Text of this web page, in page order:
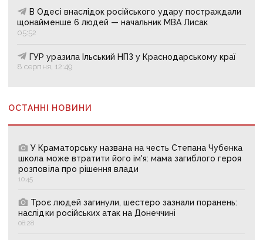
В Одесі внаслідок російського удару постраждали
щонайменше 6 людей — начальник МВА Лисак
05:52
ГУР уразила Ільський НПЗ у Краснодарському краї
8 серпня, 12:49
ОСТАННІ НОВИНИ
У Краматорську названа на честь Степана Чубенка
школа може втратити його ім'я: мама загиблого героя
розповіла про рішення влади
10:45
Троє людей загинули, шестеро зазнали поранень:
наслідки російських атак на Донеччині
08:28